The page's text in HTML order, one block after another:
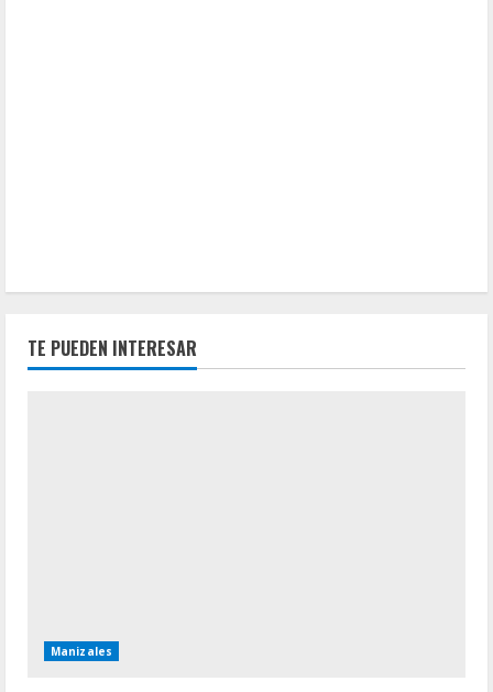
TE PUEDEN INTERESAR
Manizales